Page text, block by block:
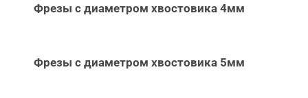
Фрезы с диаметром хвостовика 4мм
Фрезы с диаметром хвостовика 5мм